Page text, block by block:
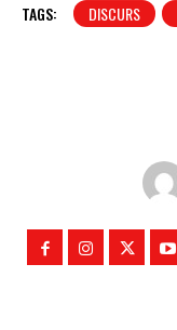
TAGS: DISCURS